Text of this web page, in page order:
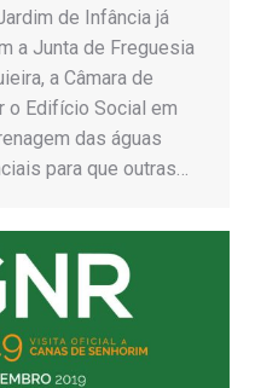
de Infância já
a Junta de Freguesia
a Câmara de
o Edifício Social em
das águas
para que outras…